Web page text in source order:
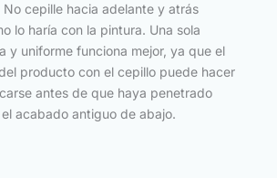
cepille hacia adelante y atrás
lo haría con la pintura. Una sola
y uniforme funciona mejor, ya que el
producto con el cepillo puede hacer
antes de que haya penetrado
acabado antiguo de abajo.